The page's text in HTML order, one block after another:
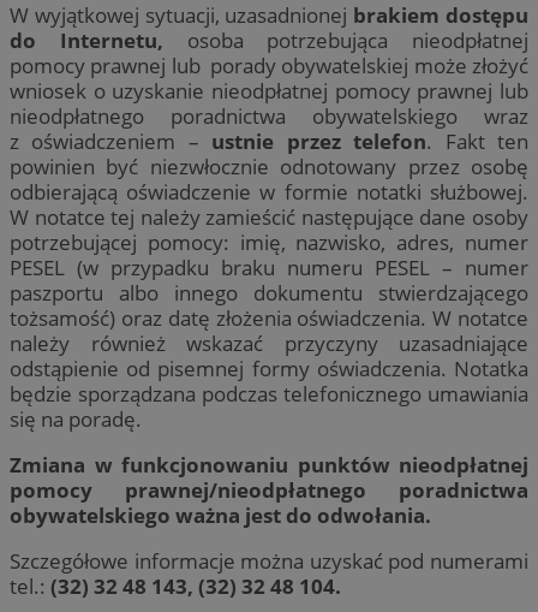
W wyjątkowej sytuacji, uzasadnionej brakiem dostępu
do Internetu, osoba potrzebująca nieodpłatnej
pomocy prawnej lub porady obywatelskiej może złożyć
wniosek o uzyskanie nieodpłatnej pomocy prawnej lub
nieodpłatnego poradnictwa obywatelskiego wraz
z oświadczeniem – ustnie przez telefon. Fakt ten
powinien być niezwłocznie odnotowany przez osobę
odbierającą oświadczenie w formie notatki służbowej.
W notatce tej należy zamieścić następujące dane osoby
potrzebującej pomocy: imię, nazwisko, adres, numer
PESEL (w przypadku braku numeru PESEL – numer
paszportu albo innego dokumentu stwierdzającego
tożsamość) oraz datę złożenia oświadczenia. W notatce
należy również wskazać przyczyny uzasadniające
odstąpienie od pisemnej formy oświadczenia. Notatka
będzie sporządzana podczas telefonicznego umawiania
się na poradę.
Zmiana w funkcjonowaniu punktów nieodpłatnej
pomocy prawnej/nieodpłatnego poradnictwa
obywatelskiego ważna jest do odwołania.
Szczegółowe informacje można uzyskać pod numerami
tel.: (32) 32 48 143, (32) 32 48 104.